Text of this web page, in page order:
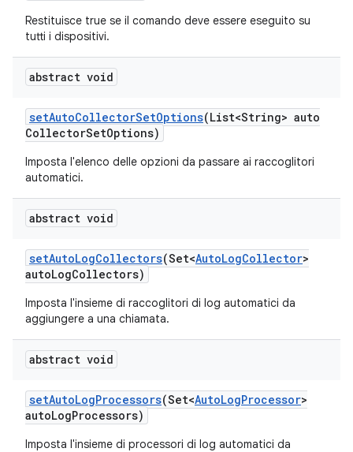
Restituisce true se il comando deve essere eseguito su
tutti i dispositivi.
abstract void
setAutoCollectorSetOptions(List<String> auto
CollectorSetOptions)
Imposta l'elenco delle opzioni da passare ai raccoglitori
automatici.
abstract void
setAutoLogCollectors(Set<AutoLogCollector>
autoLogCollectors)
Imposta l'insieme di raccoglitori di log automatici da
aggiungere a una chiamata.
abstract void
setAutoLogProcessors(Set<AutoLogProcessor>
autoLogProcessors)
Imposta l'insieme di processori di log automatici da